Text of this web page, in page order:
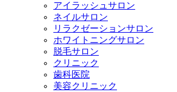
アイラッシュサロン
ネイルサロン
リラクゼーションサロン
ホワイトニングサロン
脱毛サロン
クリニック
歯科医院
美容クリニック